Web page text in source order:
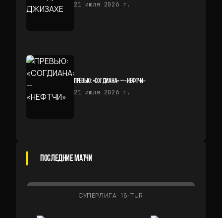
21 июля 2026 г.
ПРЕВЬЮ: «СОГДИАНА» — «НЕФТЧИ»
21 июля 2026 г.
ПОСЛЕДНИЕ МАТЧИ
СУПЕРЛИГА ·16-TUR